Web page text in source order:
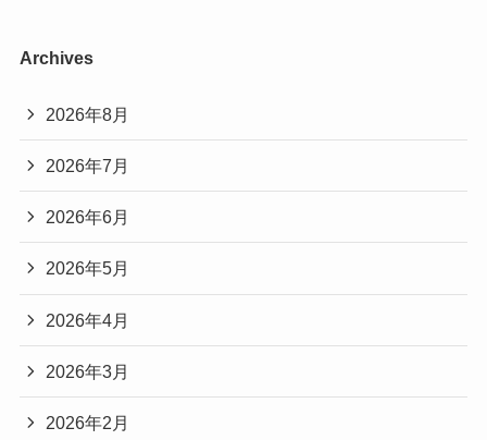
Archives
2026年8月
2026年7月
2026年6月
2026年5月
2026年4月
2026年3月
2026年2月